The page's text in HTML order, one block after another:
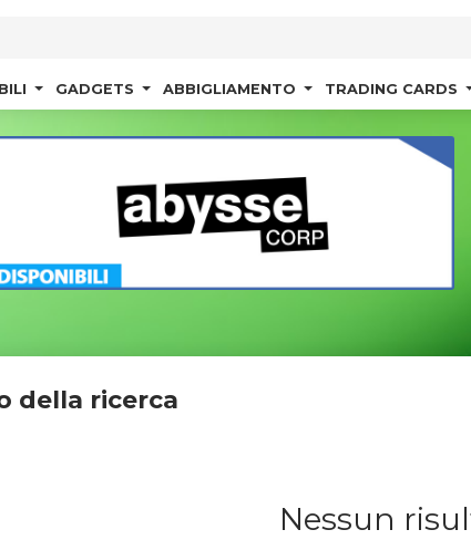
GADGETS ABBIGLIAMENTO TRADING CARDS
della ricerca
Nessun